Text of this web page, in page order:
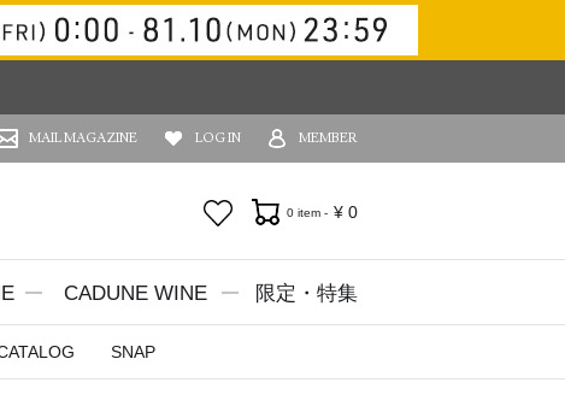
MAIL MAGAZINE LOG IN MEMBER
お気に入り0 item - ¥ 0
CADUNE WINE 限定・特集
SNAP